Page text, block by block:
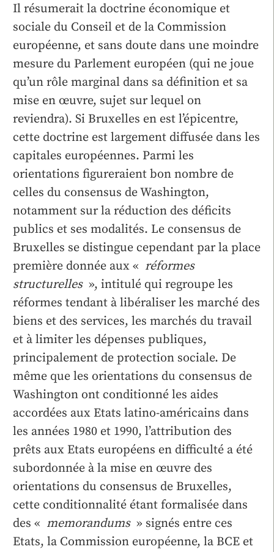
Il résumerait la doctrine économique et
sociale du Conseil et de la Commission
européenne, et sans doute dans une moindre
mesure du Parlement européen (qui ne joue
qu’un rôle marginal dans sa définition et sa
mise en œuvre, sujet sur lequel on
reviendra). Si Bruxelles en est l’épicentre,
cette doctrine est largement diffusée dans les
capitales européennes. Parmi les
orientations figureraient bon nombre de
celles du consensus de Washington,
notamment sur la réduction des déficits
publics et ses modalités. Le consensus de
Bruxelles se distingue cependant par la place
première donnée aux « réformes
structurelles», intitulé qui regroupe les
réformes tendant à libéraliser les marché des
biens et des services, les marchés du travail
et à limiter les dépenses publiques,
principalement de protection sociale. De
même que les orientations du consensus de
Washington ont conditionné les aides
accordées aux Etats latino-américains dans
les années 1980 et 1990, l’attribution des
prêts aux Etats européens en difficulté a été
subordonnée à la mise en œuvre des
orientations du consensus de Bruxelles,
cette conditionnalité étant formalisée dans
des « memorandums» signés entre ces
Etats, la Commission européenne, la BCE et